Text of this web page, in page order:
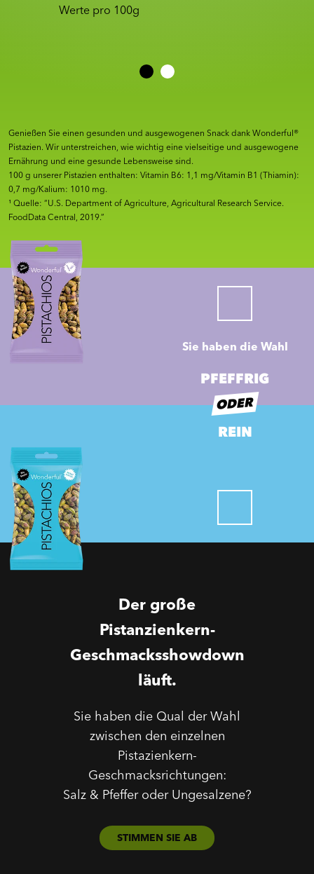
Werte pro 100g
Genießen Sie einen gesunden und ausgewogenen Snack dank Wonderful®
Pistazien. Wir unterstreichen, wie wichtig eine vielseitige und ausgewogene
Ernährung und eine gesunde Lebensweise sind.
100 g unserer Pistazien enthalten: Vitamin B6: 1,1 mg/Vitamin B1 (Thiamin):
0,7 mg/Kalium: 1010 mg.
¹ Quelle: “U.S. Department of Agriculture, Agricultural Research Service.
FoodData Central, 2019.”
Sie haben die Wahl
PFEFFRIG
ODER
REIN
Der große
Pistanzienkern-
Geschmacksshowdown
läuft.
Sie haben die Qual der Wahl
zwischen den einzelnen
Pistazienkern-
Geschmacksrichtungen:
Salz & Pfeffer oder Ungesalzene?
STIMMEN SIE AB